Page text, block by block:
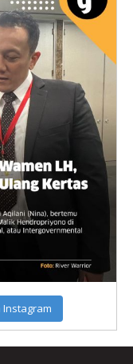
Instagram